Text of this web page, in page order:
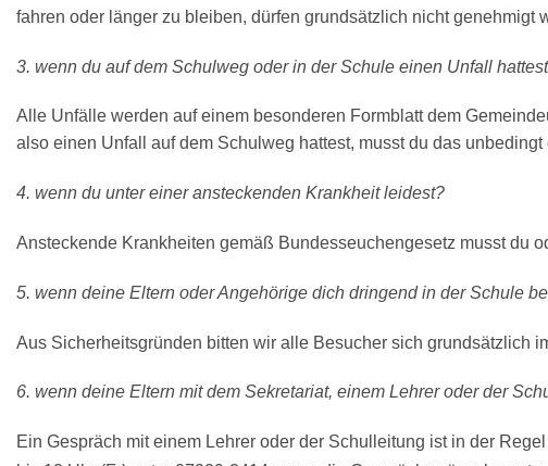
fahren oder länger zu bleiben, dürfen grundsätzlich nicht genehmigt
3. wenn du auf dem Schulweg oder in der Schule einen Unfall
Alle Unfälle werden auf einem besonderen Formblatt dem
also einen Unfall auf dem Schulweg hattest, musst du das
4. wenn du unter einer ansteckenden Krankheit leidest?
Ansteckende Krankheiten gemäß Bundesseuchengesetz musst du
5. wenn deine Eltern oder Angehörige dich dringend in der Schule
Aus Sicherheitsgründen bitten wir alle Besucher sich grundsätzlich
6. wenn deine Eltern mit dem Sekretariat, einem Lehrer oder der
Ein Gespräch mit einem Lehrer oder der Schulleitung ist in der